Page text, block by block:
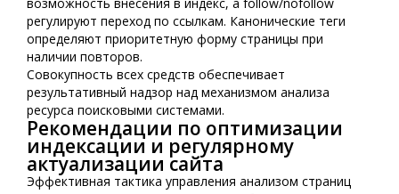
регулируют переход по ссылкам. Канонические теги
определяют приоритетную форму страницы при
наличии повторов.
Совокупность всех средств обеспечивает
результативный надзор над механизмом анализа
ресурса поисковыми системами.
Рекомендации по оптимизации
индексации и регулярному
актуализации сайта
Эффективная тактика управления анализом страниц